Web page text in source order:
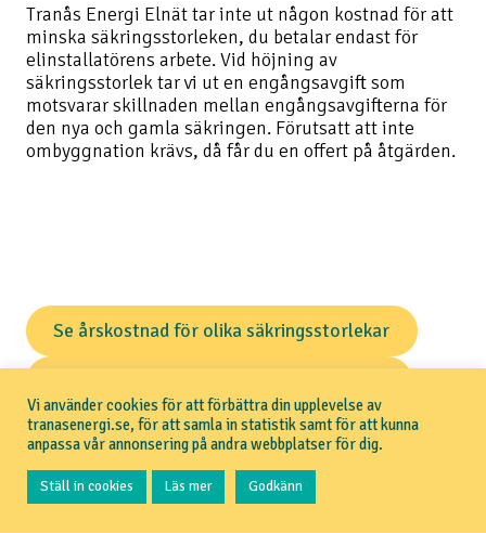
Tranås Energi Elnät tar inte ut någon kostnad för att
minska säkringsstorleken, du betalar endast för
elinstallatörens arbete. Vid höjning av
säkringsstorlek tar vi ut en engångsavgift som
motsvarar skillnaden mellan engångsavgifterna för
den nya och gamla säkringen. Förutsatt att inte
ombyggnation krävs, då får du en offert på åtgärden.
Se årskostnad för olika säkringsstorlekar
Tillbaka
Vi använder cookies för att förbättra din upplevelse av
tranasenergi.se, för att samla in statistik samt för att kunna
anpassa vår annonsering på andra webbplatser för dig.
Ställ in cookies Läs mer Godkänn